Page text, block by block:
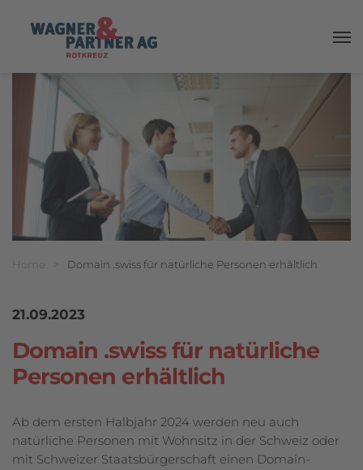
Breadcrumbnavigation
Sie befinden sich hier:
Home Domain .swiss für natürliche Personen erhältlich
21.09.2023
Domain .swiss für natürliche
Personen erhältlich
Ab dem ersten Halbjahr 2024 werden neu auch
natürliche Personen mit Wohnsitz in der Schweiz oder
mit Schweizer Staatsbürgerschaft einen Domain-